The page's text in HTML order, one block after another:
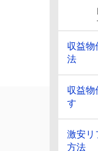
収益物
法
収益物
す
激安リ
方法